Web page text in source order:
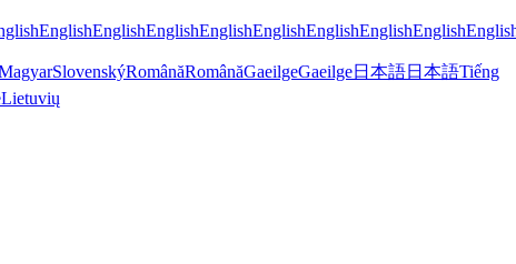
EnglishEnglishEnglishEnglishEnglishEnglishEnglishEnglish
SlovenskýRomânăRomânăGaeilgeGaeilge日本語日本語Tiếng
Lietuvių